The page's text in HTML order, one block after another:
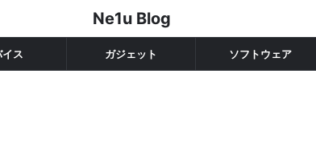
Ne1u Blog
ス ガジェット ソフトウェア